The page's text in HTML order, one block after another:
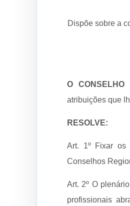
Dispõe sobre a
O CONSELHO
atribuições que
RESOLVE:
Art. 1º Fixar os
Conselhos
Art. 2º O
profissionais